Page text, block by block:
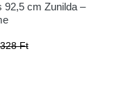
92,5 cm Zunilda –
Ft